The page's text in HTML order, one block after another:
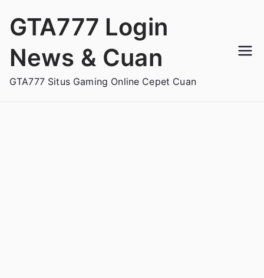
GTA777 Login
News & Cuan
GTA777 Situs Gaming Online Cepet Cuan